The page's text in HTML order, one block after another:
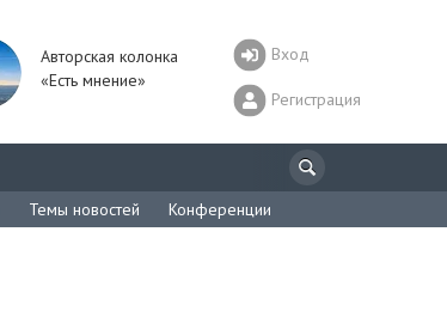
Авторская колонка
«Есть мнение»
Вход
Регистрация
Темы новостей Конференции